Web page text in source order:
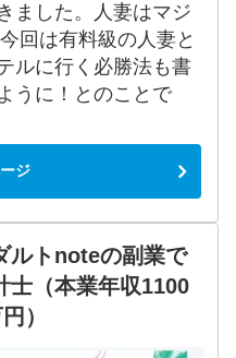
ました。人妻はマジ
回は有料級の人妻と
ルに行く必勝法も書
うに！とのことで
ジ
ルトnoteの副業で
士（本業年収1100
）